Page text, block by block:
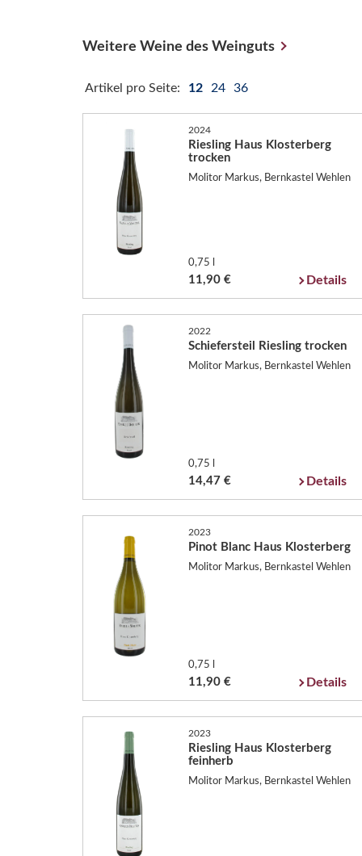
Weitere Weine des Weinguts
Artikel pro Seite: 12 24 36
2024
Riesling Haus Klosterberg
trocken
Molitor Markus, Bernkastel Wehlen
0,75 l
11,90 € Details
2022
Schiefersteil Riesling trocken
Molitor Markus, Bernkastel Wehlen
0,75 l
14,47 € Details
2023
Pinot Blanc Haus Klosterberg
Molitor Markus, Bernkastel Wehlen
0,75 l
11,90 € Details
2023
Riesling Haus Klosterberg
feinherb
Molitor Markus, Bernkastel Wehlen